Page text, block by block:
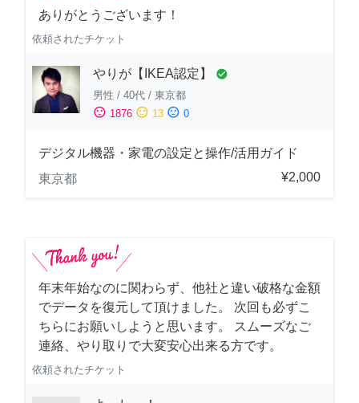
ありがとうございます！
依頼されたチケット
やりが【IKEA認定】 check_circle
男性 / 40代 / 東京都
sentiment_satisfied 1876 sentiment_neutral 13 sentiment_dissatisfied 0
デジタル機器・家電の設定と操作/活用ガイド
東京都
¥2,000
年末年始なのに関わらず、他社と違い破格な金額
でデータを復元して頂けました。 次回も必ずこ
ちらにお願いしようと思います。 スムーズなご
連絡、やり取りで大変安心出来る方です。
依頼されたチケット